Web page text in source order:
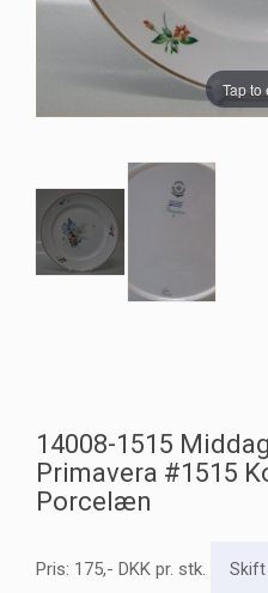
Tap to
14008-1515
Primavera #1515
Porcelæn
Pris: 175,- DKK pr. stk.